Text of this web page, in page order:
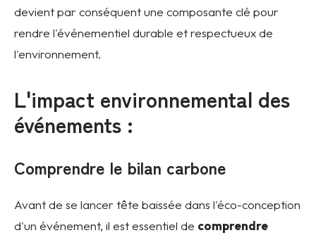
devient par conséquent une composante clé pour
rendre l'événementiel durable et respectueux de
l'environnement.
L'impact environnemental des
événements :
Comprendre le bilan carbone
Avant de se lancer tête baissée dans l'éco-conception
d'un événement, il est essentiel de comprendre